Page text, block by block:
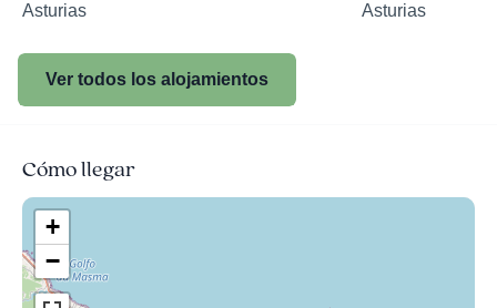
Asturias
Asturias
Ver todos los alojamientos
Cómo llegar
+
−